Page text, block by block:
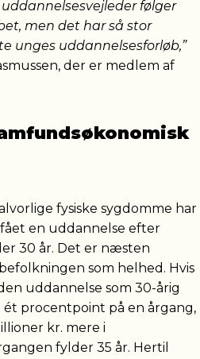
følger
men det har så stor
unges uddannelsesforløb,”
der er medlem af
fysiske sygdomme har
en uddannelse efter
30 år. Det er næsten
som helhed. Hvis
uddannelse som 30-årig
procentpoint på en årgang,
kr. mere i
fylder 35 år. Hertil